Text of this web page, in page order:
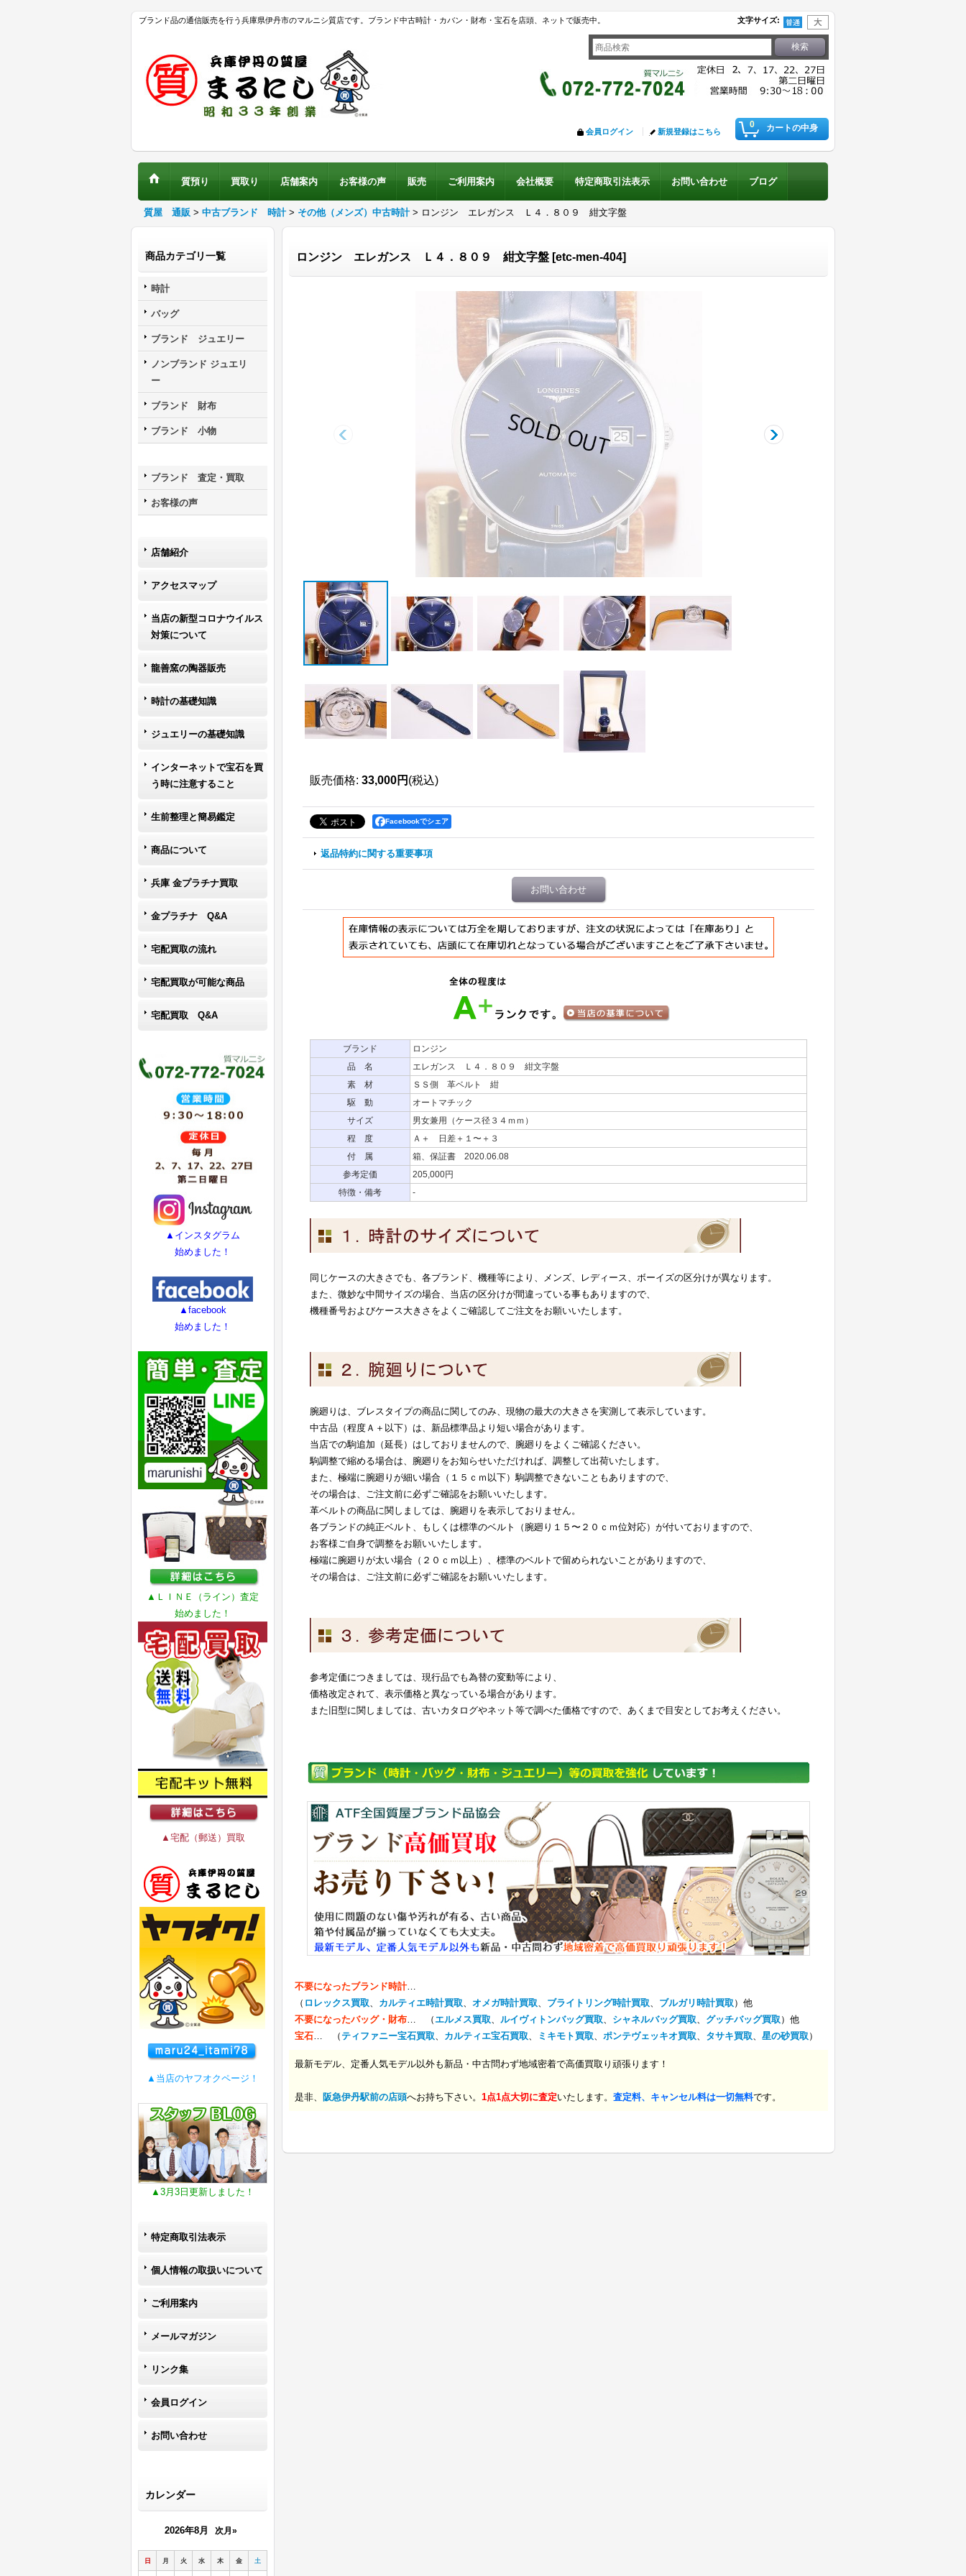
ブランド品の通信販売を行う兵庫県伊丹市のマルニシ質店です。ブランド中古時計・カバン・財布・宝石を店頭、ネットで販売中。 文字サイズ:
0 カートの中身
会員ログイン 新規登録はこちら
質預り 買取り 店舗案内 お客様の声 販売 ご利用案内 会社概要 特定商取引法表示 お問い合わせ ブログ
質屋 通販 > 中古ブランド 時計 > その他（メンズ）中古時計 > ロンジン エレガンス Ｌ４．８０９ 紺文字盤
商品カテゴリ一覧
時計
バッグ
ブランド ジュエリー
ノンブランド ジュエリ
ー
ブランド 財布
ブランド 小物
ブランド 査定・買取
お客様の声
店舗紹介
アクセスマップ
当店の新型コロナウイルス
対策について
龍善窯の陶器販売
時計の基礎知識
ジュエリーの基礎知識
インターネットで宝石を買
う時に注意すること
生前整理と簡易鑑定
商品について
兵庫 金プラチナ買取
金プラチナ Q&A
宅配買取の流れ
宅配買取が可能な商品
宅配買取 Q&A
▲インスタグラム
始めました！
▲facebook
始めました！
▲ＬＩＮＥ（ライン）査定
始めました！
▲宅配（郵送）買取
▲当店のヤフオクページ！
▲3月3日更新しました！
特定商取引法表示
個人情報の取扱いについて
ご利用案内
メールマガジン
リンク集
会員ログイン
お問い合わせ
カレンダー
2026年8月 次月»
日 月 火 水 木 金 土
ロンジン エレガンス Ｌ４．８０９ 紺文字盤 [etc-men-404]
販売価格: 33,000円 (税込)
Facebookでシェア
返品特約に関する重要事項
お問い合わせ
ブランド
ロンジン
品 名
エレガンス Ｌ４．８０９ 紺文字盤
素 材
ＳＳ側 革ベルト 紺
駆 動
オートマチック
サイズ
男女兼用（ケース径３４ｍｍ）
程 度
Ａ＋ 日差＋１〜＋３
付 属
箱、保証書 2020.06.08
参考定価
205,000円
特徴・備考
-
同じケースの大きさでも、各ブランド、機種等により、メンズ、レディース、ボーイズの区分けが異なります。
また、微妙な中間サイズの場合、当店の区分けが間違っている事もありますので、
機種番号およびケース大きさをよくご確認してご注文をお願いいたします。
腕廻りは、ブレスタイプの商品に関してのみ、現物の最大の大きさを実測して表示しています。
中古品（程度Ａ＋以下）は、新品標準品より短い場合があります。
当店での駒追加（延長）はしておりませんので、腕廻りをよくご確認ください。
駒調整で縮める場合は、腕廻りをお知らせいただければ、調整して出荷いたします。
また、極端に腕廻りが細い場合（１５ｃｍ以下）駒調整できないこともありますので、
その場合は、ご注文前に必ずご確認をお願いいたします。
革ベルトの商品に関しましては、腕廻りを表示しておりません。
各ブランドの純正ベルト、もしくは標準のベルト（腕廻り１５〜２０ｃｍ位対応）が付いておりますので、
お客様ご自身で調整をお願いいたします。
極端に腕廻りが太い場合（２０ｃｍ以上）、標準のベルトで留められないことがありますので、
その場合は、ご注文前に必ずご確認をお願いいたします。
参考定価につきましては、現行品でも為替の変動等により、
価格改定されて、表示価格と異なっている場合があります。
また旧型に関しましては、古いカタログやネット等で調べた価格ですので、あくまで目安としてお考えください。
不要になったブランド時計…
（ ロレックス買取、 カルティエ時計買取、 オメガ時計買取、 ブライトリング時計買取、 ブルガリ時計買取 ）他
不要になったバッグ・財布… （ エルメス買取、 ルイヴィトンバッグ買取、 シャネルバッグ買取、 グッチバッグ買取 ）他
宝石… （ティファニー宝石買取、 カルティエ宝石買取、 ミキモト買取、 ポンテヴェッキオ買取、 タサキ買取、 星の砂買取 ）
最新モデル、定番人気モデル以外も新品・中古問わず地域密着で高価買取り頑張ります！
是非、 阪急伊丹駅前の店頭へお持ち下さい。 1点1点大切に査定いたします。 査定料、キャンセル料は一切無料です。